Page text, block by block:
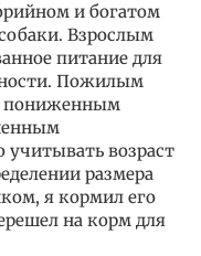
и богатом
Взрослым
питание для
Пожилым
пониженным
возраст
размера
я кормил его
на корм для